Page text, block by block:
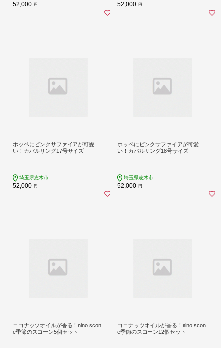
52,000 円 52,000 円
ホッペにピンクサファイアが可愛
い！カパルリング17号サイズ
埼玉県志木市
52,000 円
ホッペにピンクサファイアが可愛
い！カパルリング18号サイズ
埼玉県志木市
52,000 円
ココナッツオイルが香る！nino scon
e季節のスコーン5個セット
ココナッツオイルが香る！nino scon
e季節のスコーン12個セット